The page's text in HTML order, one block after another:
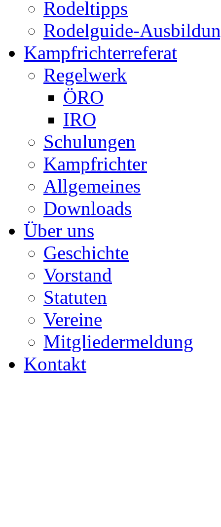
Rodeltipps
Rodelguide-
Kampfrichterreferat
Regelwerk
ÖRO
IRO
Schulungen
Kampfrichter
Allgemeines
Downloads
Über uns
Geschichte
Vorstand
Statuten
Vereine
Mitgliedermeldung
Kontakt